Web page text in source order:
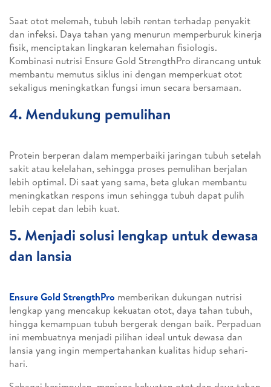
Saat otot melemah, tubuh lebih rentan terhadap penyakit
dan infeksi. Daya tahan yang menurun memperburuk kinerja
fisik, menciptakan lingkaran kelemahan fisiologis.
Kombinasi nutrisi Ensure Gold StrengthPro dirancang untuk
membantu memutus siklus ini dengan memperkuat otot
sekaligus meningkatkan fungsi imun secara bersamaan.
4. Mendukung pemulihan
Protein berperan dalam memperbaiki jaringan tubuh setelah
sakit atau kelelahan, sehingga proses pemulihan berjalan
lebih optimal. Di saat yang sama, beta glukan membantu
meningkatkan respons imun sehingga tubuh dapat pulih
lebih cepat dan lebih kuat.
5. Menjadi solusi lengkap untuk dewasa
dan lansia
Ensure Gold StrengthPro memberikan dukungan nutrisi
lengkap yang mencakup kekuatan otot, daya tahan tubuh,
hingga kemampuan tubuh bergerak dengan baik. Perpaduan
ini membuatnya menjadi pilihan ideal untuk dewasa dan
lansia yang ingin mempertahankan kualitas hidup sehari-
hari.